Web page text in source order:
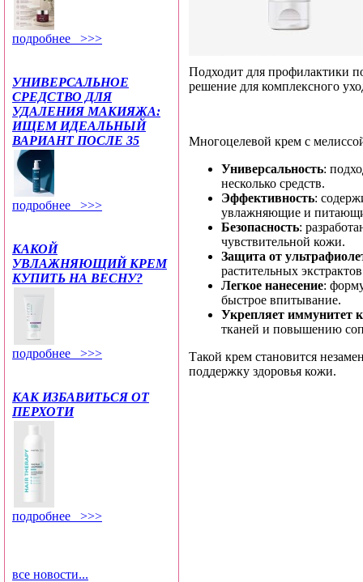
подробнее >>>
УНИВЕРСАЛЬНОЕ
СРЕДСТВО ДЛЯ
УДАЛЕНИЯ МАКИЯЖА:
ИЩЕМ ИДЕАЛЬНЫЙ
ВАРИАНТ ПОСЛЕ 35
подробнее >>>
КАКОЙ
УВЛАЖНЯЮЩИЙ КРЕМ
КУПИТЬ НА ВЕСНУ?
подробнее >>>
КАК ИЗБАВИТЬСЯ ОТ
ПЕРХОТИ
подробнее >>>
все новости...
Подходит для профилактики
решение для комплексного
Многоцелевой крем с
Универсальность:
несколько средств.
Эффективность:
увлажняющие и
Безопасность:
чувствительной кожи.
Защита от
растительных
Легкое нанесение:
быстрое впитывание.
Укрепляет иммунитет
тканей и повышению
Такой крем становится
поддержку здоровья кожи.